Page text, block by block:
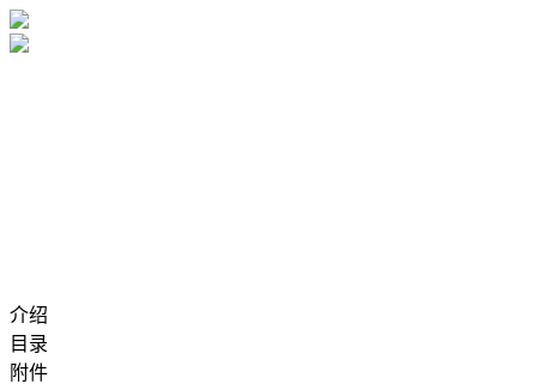
介绍
目录
附件